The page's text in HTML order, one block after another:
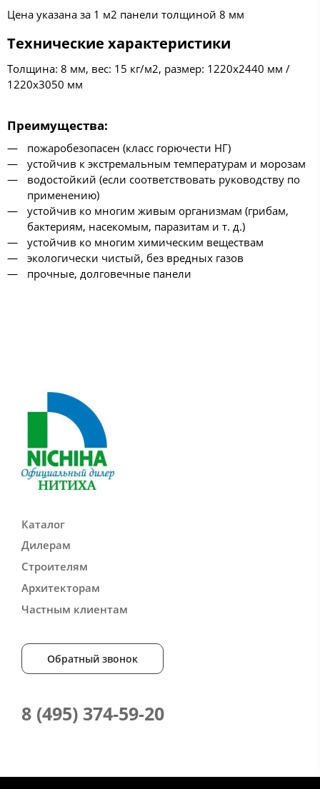
Цена указана за 1 м2 панели толщиной 8 мм
Технические характеристики
Толщина: 8 мм, вес: 15 кг/м2, размер: 1220х2440 мм /
1220х3050 мм
Преимущества:
пожаробезопасен (класс горючести НГ)
устойчив к экстремальным температурам и морозам
водостойкий (если соответствовать руководству по
применению)
устойчив ко многим живым организмам (грибам,
бактериям, насекомым, паразитам и т. д.)
устойчив ко многим химическим веществам
экологически чистый, без вредных газов
прочные, долговечные панели
Каталог
Дилерам
Строителям
Архитекторам
Частным клиентам
Обратный звонок
8 (495) 374-59-20